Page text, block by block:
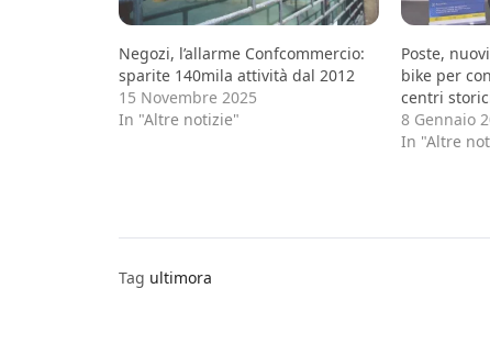
Negozi, l’allarme Confcommercio:
sparite 140mila attività dal 2012
15 Novembre 2025
In "Altre notizie"
Poste,
bike per
centri
8 Gennaio
In "Altre
Tag ultimora